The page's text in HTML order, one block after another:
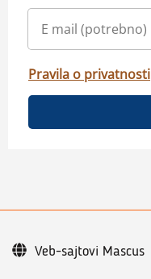
Pravila o privatnosti
Veb-sajtovi Mascus